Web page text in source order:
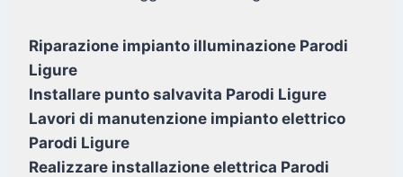
Riparazione impianto illuminazione Parodi
Ligure
Installare punto salvavita Parodi Ligure
Lavori di manutenzione impianto elettrico
Parodi Ligure
Realizzare installazione elettrica Parodi